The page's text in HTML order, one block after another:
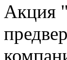
Акция